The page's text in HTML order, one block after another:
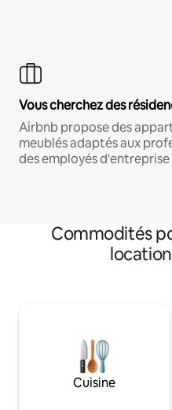
Vous cherchez des
Airbnb propose des
meublés adaptés aux
des employés
Commodités
Cuisine